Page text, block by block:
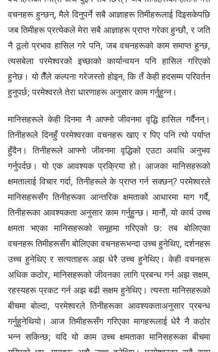
वचनहरू हुन्छन्, मैले दिनुपर्ने सबै आज्ञाहरू तिमीहरूलाई दिइसकेपछि
जब तिमीहरू प्रत्येकले मेरा सबै आज्ञाहरू प्राप्त गरेका हुन्छौ, र जति
नै ठूलो प्रभाव हासिल गरे पनि, जब वचनहरूको काम समाप्त हुन्छ,
त्यसबेला परमेश्‍वरको इच्छाको कार्यान्वयन पनि हासिल गरिएको
हुनेछ। यो तैँले कल्पना गरेजस्तो होइन, कि तँ केही हदसम्म परिवर्तन
हुनुपर्छ; परमेश्‍वरले तेरा धारणाहरू अनुसार काम गर्नुहुन्न।
मानिसहरूले केही दिनमा नै आफ्नो जीवनमा वृद्धि हासिल गर्दैनन्।
तिनीहरूले दिनहुँ परमेश्‍वरका वचनहरू खाए र पिए पनि त्यो पर्याप्त
हुँदैन। तिनीहरूले आफ्नो जीवनमा वृद्धिको एउटा अवधि अनुभव
गर्नुपर्दछ। यो एक आवश्यक प्रक्रिया हो। आजका मानिसहरूको
क्षमतालाई विचार गर्दा, तिनीहरूले के प्राप्त गर्न सक्छन्? परमेश्‍वरले
मानिसहरूसँग तिनीहरूका आन्तरिक क्षमताको आधारमा माग गर्दै,
तिनीहरूका आवश्यकता अनुसार काम गर्नुहुन्छ। मानौं, यो कार्य उच्च
क्षमता भएका मानिसहरूको समूहमा गरिएको छ: तब बोलिएका
वचनहरू तिमीहरूसँग बोलिएका वचनहरूभन्दा उच्च हुनेथिए, दर्शनहरू
उच्च हुनेथिए र सत्यताहरू अझ धेरै उच्च हुनेथिए। केही वचनहरू
अधिक कठोर, मानिसहरूको जीवनका लागि प्रबन्ध गर्न अझ सक्षम,
रहस्यहरू प्रकट गर्न अझ बढी सक्षम हुनेथिए। त्यस्ता मानिसहरूको
बीचमा बोल्दा, परमेश्‍वरले तिनीहरूका आवश्यकताअनुसार प्रबन्ध
गर्नुहुनेथियो। आज तिमीहरूसँग गरिएका मागहरूलाई धेरै नै कठोर
भन्न सकिन्छ; यदि यो काम उच्च क्षमताका मानिसहरूका बीचमा